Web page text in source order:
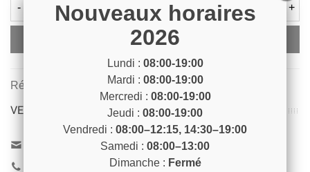
- +
Ajouter Au Panier
Référence: BARR27
VENEZ NOUS RENCONTRER !
Contactez-nous
Nouveaux horaires
2026
Lundi : 08:00-19:00
Mardi : 08:00-19:00
Mercredi : 08:00-19:00
Jeudi : 08:00-19:00
Vendredi : 08:00–12:15, 14:30–19:00
Samedi : 08:00–13:00
Dimanche : Fermé